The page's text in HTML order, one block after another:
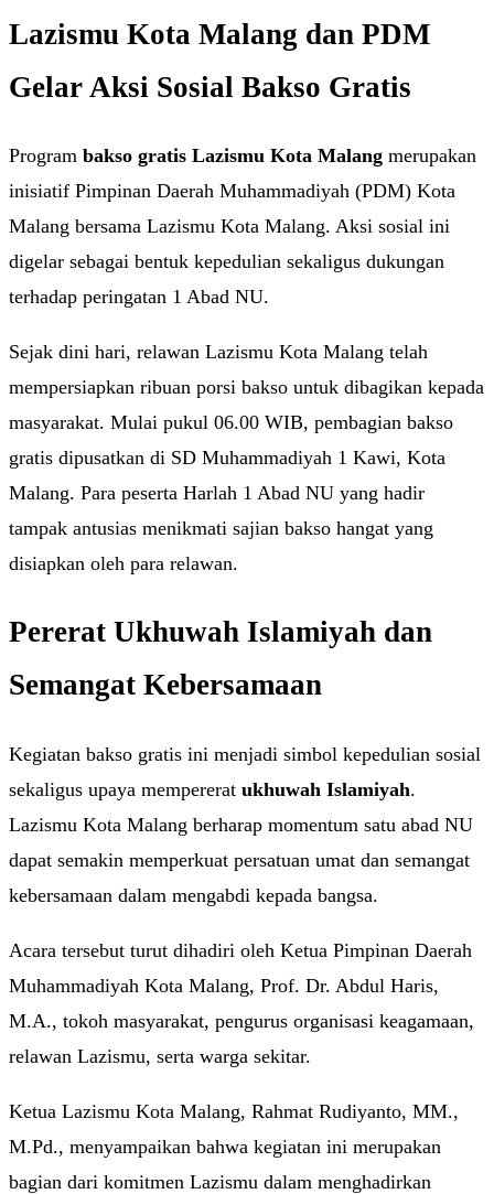
Lazismu Kota Malang dan PDM
Gelar Aksi Sosial Bakso Gratis
Program bakso gratis Lazismu Kota Malang merupakan
inisiatif Pimpinan Daerah Muhammadiyah (PDM) Kota
Malang bersama Lazismu Kota Malang. Aksi sosial ini
digelar sebagai bentuk kepedulian sekaligus dukungan
terhadap peringatan 1 Abad NU.
Sejak dini hari, relawan Lazismu Kota Malang telah
mempersiapkan ribuan porsi bakso untuk dibagikan kepada
masyarakat. Mulai pukul 06.00 WIB, pembagian bakso
gratis dipusatkan di SD Muhammadiyah 1 Kawi, Kota
Malang. Para peserta Harlah 1 Abad NU yang hadir
tampak antusias menikmati sajian bakso hangat yang
disiapkan oleh para relawan.
Pererat Ukhuwah Islamiyah dan
Semangat Kebersamaan
Kegiatan bakso gratis ini menjadi simbol kepedulian sosial
sekaligus upaya mempererat ukhuwah Islamiyah.
Lazismu Kota Malang berharap momentum satu abad NU
dapat semakin memperkuat persatuan umat dan semangat
kebersamaan dalam mengabdi kepada bangsa.
Acara tersebut turut dihadiri oleh Ketua Pimpinan Daerah
Muhammadiyah Kota Malang, Prof. Dr. Abdul Haris,
M.A., tokoh masyarakat, pengurus organisasi keagamaan,
relawan Lazismu, serta warga sekitar.
Ketua Lazismu Kota Malang, Rahmat Rudiyanto, MM.,
M.Pd., menyampaikan bahwa kegiatan ini merupakan
bagian dari komitmen Lazismu dalam menghadirkan